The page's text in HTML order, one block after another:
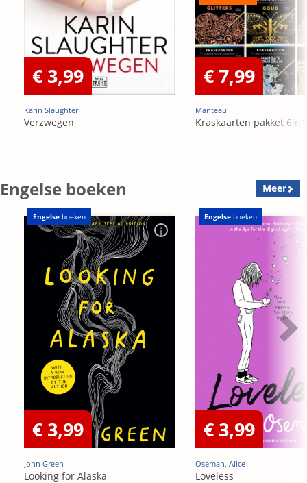
€ 3,99
Karin Slaughter
Verzwegen
€ 7,99
Manteau
Kraskaarten pakket 6in1
Engelse boeken Meer
Engelse boeken
€ 3,99
John Green
Looking for Alaska
Engelse boeken
€ 3,99
Oseman, Alice
Loveless